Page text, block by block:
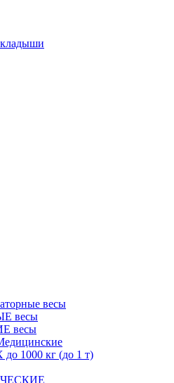
весы
весы
весы
1000 кг (до 1 т)